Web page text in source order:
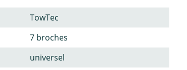
TowTec
7 broches
universel